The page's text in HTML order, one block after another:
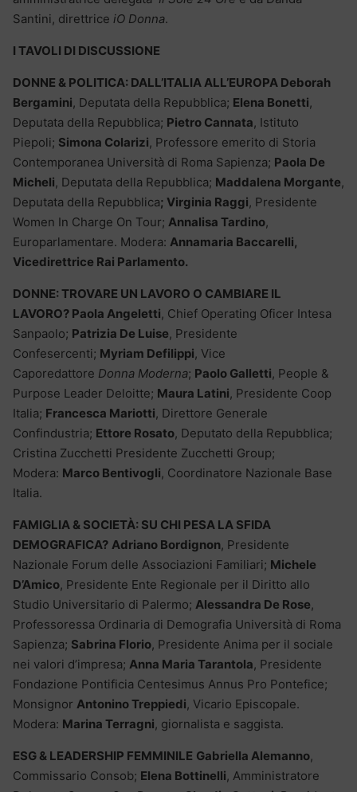
Santini, direttrice iO Donna.
I TAVOLI DI DISCUSSIONE
DONNE & POLITICA: DALL’ITALIA ALL’EUROPA Deborah
Bergamini, Deputata della Repubblica; Elena Bonetti,
Deputata della Repubblica; Pietro Cannata, Istituto
Piepoli; Simona Colarizi, Professore emerito di Storia
Contemporanea Università di Roma Sapienza; Paola De
Micheli, Deputata della Repubblica; Maddalena Morgante,
Deputata della Repubblica; Virginia Raggi, Presidente
Women In Charge On Tour; Annalisa Tardino,
Europarlamentare. Modera: Annamaria Baccarelli,
Vicedirettrice Rai Parlamento.
DONNE: TROVARE UN LAVORO O CAMBIARE IL
LAVORO? Paola Angeletti, Chief Operating Oficer Intesa
Sanpaolo; Patrizia De Luise, Presidente
Confesercenti; Myriam Defilippi, Vice
Caporedattore Donna Moderna; Paolo Galletti, People &
Purpose Leader Deloitte; Maura Latini, Presidente Coop
Italia; Francesca Mariotti, Direttore Generale
Confindustria; Ettore Rosato, Deputato della Repubblica;
Cristina Zucchetti Presidente Zucchetti Group;
Modera: Marco Bentivogli, Coordinatore Nazionale Base
Italia.
FAMIGLIA & SOCIETÀ: SU CHI PESA LA SFIDA
DEMOGRAFICA? Adriano Bordignon, Presidente
Nazionale Forum delle Associazioni Familiari; Michele
D’Amico, Presidente Ente Regionale per il Diritto allo
Studio Universitario di Palermo; Alessandra De Rose,
Professoressa Ordinaria di Demografia Università di Roma
Sapienza; Sabrina Florio, Presidente Anima per il sociale
nei valori d’impresa; Anna Maria Tarantola, Presidente
Fondazione Pontificia Centesimus Annus Pro Pontefice;
Monsignor Antonino Treppiedi, Vicario Episcopale.
Modera: Marina Terragni, giornalista e saggista.
ESG & LEADERSHIP FEMMINILE Gabriella Alemanno,
Commissario Consob; Elena Bottinelli, Amministratore